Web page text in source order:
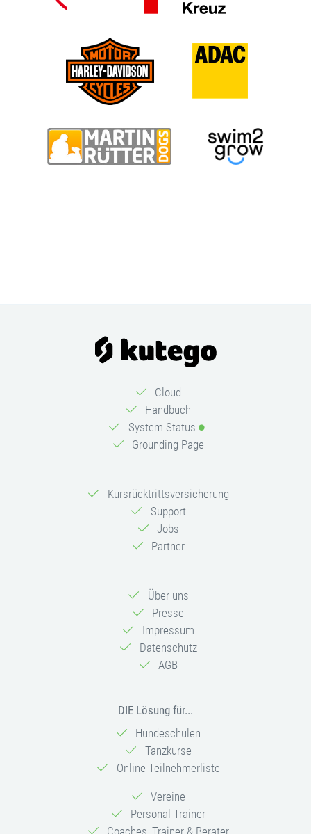
Cloud
Handbuch
System Status
Grounding Page
Kursrücktrittsversicherung
Support
Jobs
Partner
Über uns
Presse
Impressum
Datenschutz
AGB
DIE Lösung für...
Hundeschulen
Tanzkurse
Online Teilnehmerliste
Vereine
Personal Trainer